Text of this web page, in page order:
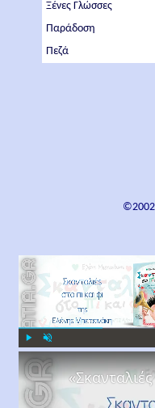
Ξένες Γλώσσες
Παράδοση
Πεζά